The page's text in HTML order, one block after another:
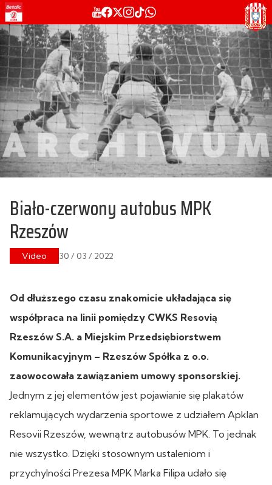
Biało-czerwony autobus MPK
Rzeszów
Video 30 / 03 / 2022
Od dłuższego czasu znakomicie układająca się
współpraca na linii pomiędzy CWKS Resovią
Rzeszów S.A. a Miejskim Przedsiębiorstwem
Komunikacyjnym – Rzeszów Spółka z o.o.
zaowocowała zawiązaniem umowy sponsorskiej.
Jednym z jej elementów jest pojawianie się plakatów
reklamujących wydarzenia sportowe z udziałem Apklan
Resovii Rzeszów, wewnątrz autobusów MPK. To jednak
nie wszystko. Dzięki stosownym ustaleniom i
przychylności Prezesa MPK Marka Filipa udało się